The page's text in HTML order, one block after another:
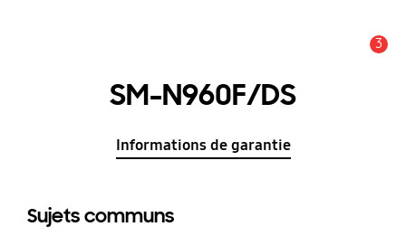
3
SM-N960F/DS
Informations de garantie
Sujets communs